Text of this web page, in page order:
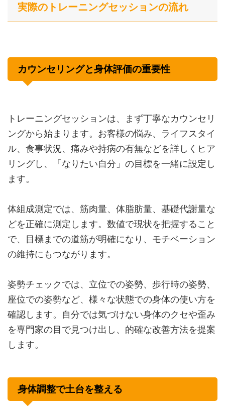
実際のトレーニングセッションの流れ
カウンセリングと身体評価の重要性
トレーニングセッションは、まず丁寧なカウンセリ
ングから始まります。お客様の悩み、ライフスタイ
ル、食事状況、痛みや持病の有無などを詳しくヒア
リングし、「なりたい自分」の目標を一緒に設定し
ます。
体組成測定では、筋肉量、体脂肪量、基礎代謝量な
どを正確に測定します。数値で現状を把握すること
で、目標までの道筋が明確になり、モチベーション
の維持にもつながります。
姿勢チェックでは、立位での姿勢、歩行時の姿勢、
座位での姿勢など、様々な状態での身体の使い方を
確認します。自分では気づけない身体のクセや歪み
を専門家の目で見つけ出し、的確な改善方法を提案
します。
身体調整で土台を整える